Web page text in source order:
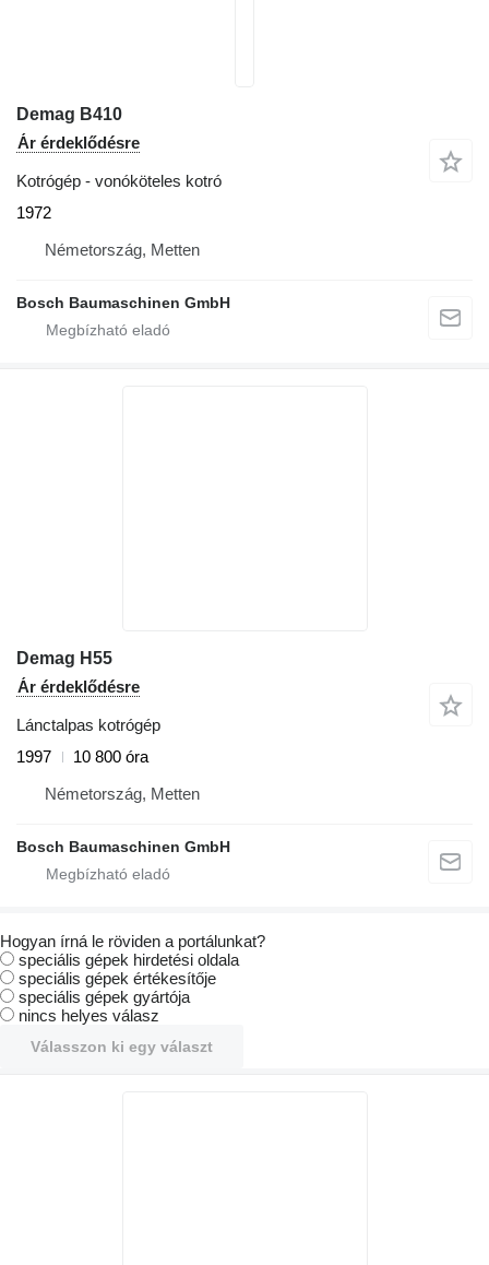
Demag B410
Ár érdeklődésre
Kotrógép - vonóköteles kotró
1972
Németország, Metten
Bosch Baumaschinen GmbH
Demag H55
Ár érdeklődésre
Lánctalpas kotrógép
1997
10 800 óra
Németország, Metten
Bosch Baumaschinen GmbH
Hogyan írná le röviden a portálunkat?
speciális gépek hirdetési oldala
speciális gépek értékesítője
speciális gépek gyártója
nincs helyes válasz
Válasszon ki egy választ